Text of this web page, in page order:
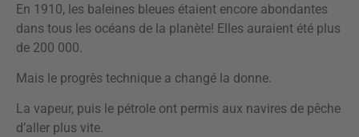
En 1910, les baleines bleues étaient encore abondantes
dans tous les océans de la planète! Elles auraient été plus
de 200 000.
Mais le progrès technique a changé la donne.
La vapeur, puis le pétrole ont permis aux navires de pêche
d’aller plus vite.